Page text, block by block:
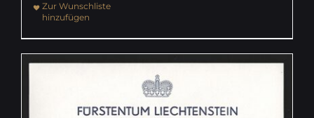
Zur Wunschliste
hinzufügen